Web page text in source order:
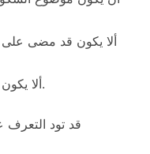
ألا يكون قد صدر عليه حكم قضائي.
قد تود التعرف